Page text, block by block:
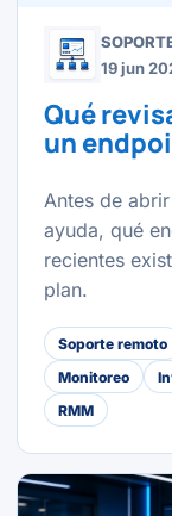
19 jun
Qué
un
Antes de
ayuda, qué
recientes
plan.
Soporte remoto
Monitoreo
RMM